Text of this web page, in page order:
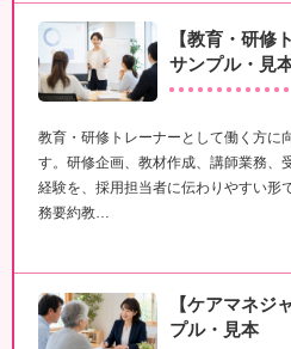
【教育・研修
サンプル・見
教育・研修トレーナーとして働く方に
す。研修企画、教材作成、講師業務、
経験を、採用担当者に伝わりやすい形
務要約教…
【ケアマネジ
プル・見本